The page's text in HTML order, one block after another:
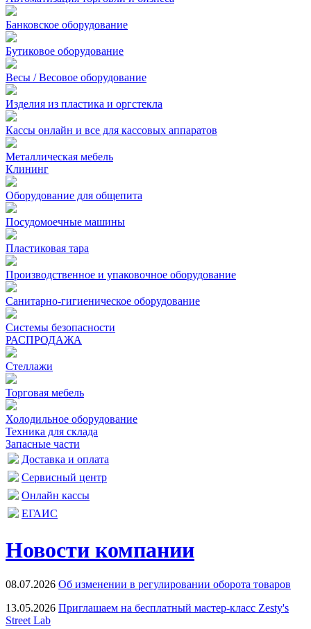
Банковское оборудование
Бутиковое оборудование
Весы / Весовое оборудование
Изделия из пластика и оргстекла
Кассы онлайн и все для кассовых аппаратов
Металлическая мебель
Клининг
Оборудование для общепита
Посудомоечные машины
Пластиковая тара
Производственное и упаковочное оборудование
Санитарно-гигиеническое оборудование
Системы безопасности
РАСПРОДАЖА
Стеллажи
Торговая мебель
Холодильное оборудование
Техника для склада
Запасные части
Доставка и оплата
Сервисный центр
Онлайн кассы
ЕГАИС
Новости компании
08.07.2026 Об изменении в регулировании оборота товаров
13.05.2026 Приглашаем на бесплатный мастер-класс Zesty's
Street Lab